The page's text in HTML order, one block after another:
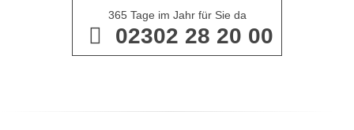
365 Tage im Jahr für Sie da
02302 28 20 00